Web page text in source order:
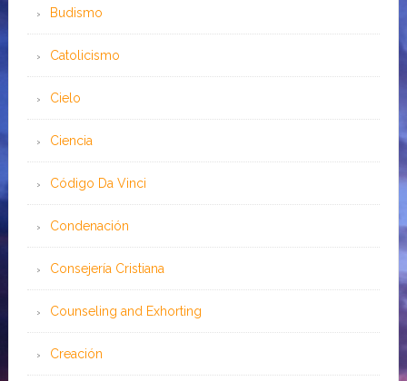
Budismo
Catolicismo
Cielo
Ciencia
Código Da Vinci
Condenación
Consejería Cristiana
Counseling and Exhorting
Creación